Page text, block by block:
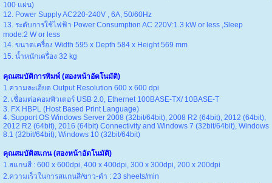
100 แผ่น)
12. Power Supply AC220-240V , 6A, 50/60Hz
13. ระดับการใช้ไฟฟ้า Power Consumption AC 220V:1.3 kW or less ,Sleep
mode:2 W or less
14. ขนาดเครื่อง Width 595 x Depth 584 x Height 569 mm
15. น้ำหนักเครื่อง 32 kg
คุณสมบัติการพิมพ์ (สองหน้าอัตโนมัติ)
1.ความละเอียด Output Resolution 600 x 600 dpi
2. เชื่อมต่อคอมพิวเตอร์ USB 2.0, Ethernet 100BASE-TX/ 10BASE-T
3. FX HBPL (Host Based Print Language)
4. Support OS Windows Server 2008 (32bit/64bit), 2008 R2 (64bit), 2012 (64bit),
2012 R2 (64bit), 2016 (64bit) Connectivity and Windows 7 (32bit/64bit), Windows
8.1 (32bit/64bit), Windows 10 (32bit/64bit)
คุณสมบัติสแกน (สองหน้าอัตโนมัติ)
1.สแกนสี : 600 x 600dpi, 400 x 400dpi, 300 x 300dpi, 200 x 200dpi
2.ความเร็วในการสแกนสี/ขาว-ดำ : 23 sheets/min